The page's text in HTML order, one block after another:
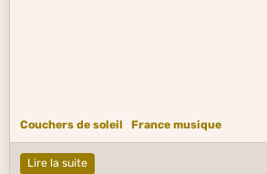
Couchers de soleil France musique
Lire la suite